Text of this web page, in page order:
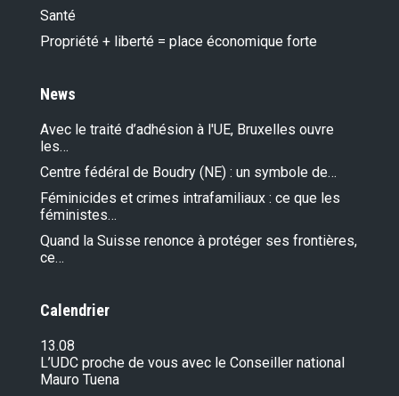
Santé
Propriété + liberté = place économique forte
News
Avec le traité d’adhésion à l'UE, Bruxelles ouvre
les…
Centre fédéral de Boudry (NE) : un symbole de…
Féminicides et crimes intrafamiliaux : ce que les
féministes…
Quand la Suisse renonce à protéger ses frontières,
ce…
Calendrier
13.08
L’UDC proche de vous avec le Conseiller national
Mauro Tuena